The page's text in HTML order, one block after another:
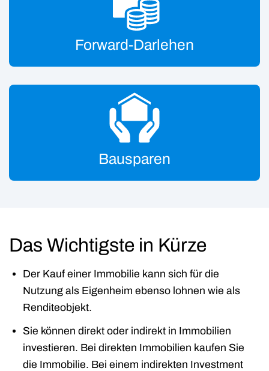
Forward-Darlehen
Bausparen
Das Wichtigste in Kürze
Der Kauf einer Immobilie kann sich für die
Nutzung als Eigenheim ebenso lohnen wie als
Renditeobjekt.
Sie können direkt oder indirekt in Immobilien
investieren. Bei direkten Immobilien kaufen Sie
die Immobilie. Bei einem indirekten Investment